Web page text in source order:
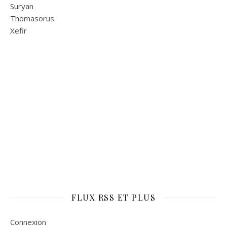
Suryan
Thomasorus
Xefir
FLUX RSS ET PLUS
Connexion